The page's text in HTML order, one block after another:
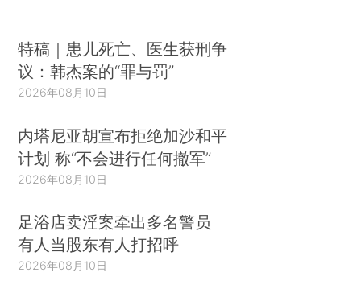
特稿｜患儿死亡、医生获刑争
议：韩杰案的“罪与罚”
2026年08月10日
内塔尼亚胡宣布拒绝加沙和平
计划 称“不会进行任何撤军”
2026年08月10日
足浴店卖淫案牵出多名警员
有人当股东有人打招呼
2026年08月10日